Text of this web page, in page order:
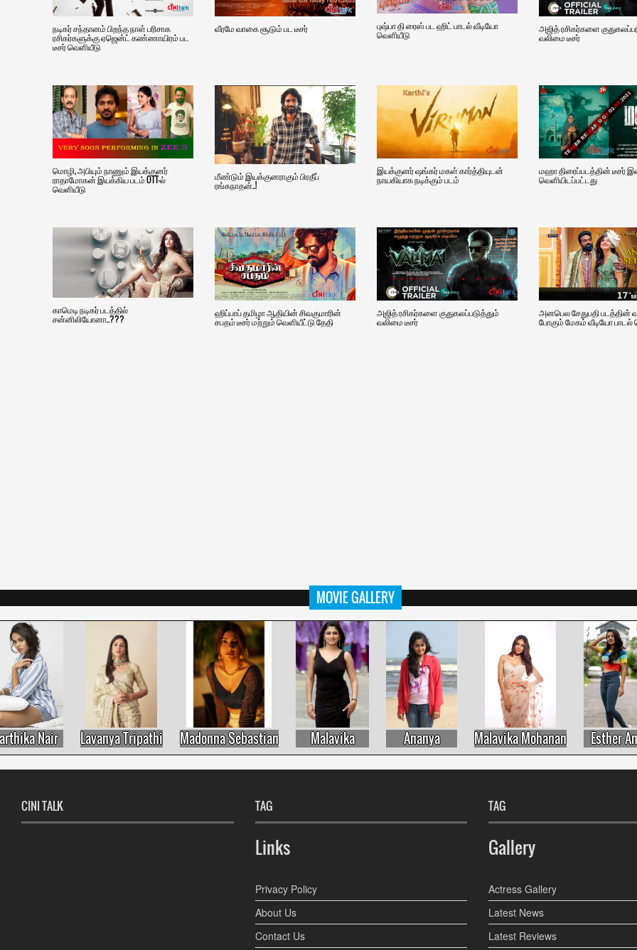
நடிகர் சந்தானம் பிறந்த நாள் பரிசாக
ரசிகர்களுக்கு ஏஜென்ட் கண்ணாயிரம் பட
டீசர் வெளியீடு
வீரமே வாகை சூடும் பட டீசர் புஷ்பா தி ரைஸ் பட ஹிட் பாடல் வீடியோ
வெளியீடு
அஜித் ரசிகர்களை
வலிமை டீசர்
மொழி, அபியும் நாணும் இயக்குனர்
ராதாமோகன் இயக்கிய படம் OTT-ல்
வெளியீடு
மீண்டும் இயக்குனராகும் பிரதீப்
ரங்கநாதன்..!
இயக்குனர் ஷங்கர் மகள் கார்த்தியுடன்
நாயகியாக நடிக்கும் படம்
மஹா திரைப்படத்தின் டீசர்
வெளியிடப்பட்டது
காமெடி நடிகர் படத்தில்
சன்னிலியோனா..???
ஹிப்பாப் தமிழா ஆதியின் சிவகுமாரின்
சபதம் டீசர் மற்றும் வெளியீட்டு தேதி
அஜித் ரசிகர்களை குதுகலப்படுத்தும்
வலிமை டீசர்
அனபெல சேதுபதி படத்தின்
போகும் மேகம் வீடியோ பாடல்
MOVIE GALLERY
Nair Lavanya Tripathi Madonna Sebastian Malavika Ananya Malavika Mohanan Esther Anil
CINI TALK TAG
Links
Privacy Policy
About Us
Contact Us
TAG
Gallery
Actress Gallery
Latest News
Latest Reviews